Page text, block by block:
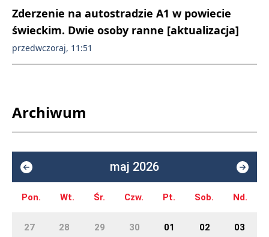
Zderzenie na autostradzie A1 w powiecie
świeckim. Dwie osoby ranne [aktualizacja]
przedwczoraj, 11:51
Archiwum
maj 2026
Pon. Wt. Śr. Czw. Pt. Sob. Nd.
27 28 29 30 01 02 03